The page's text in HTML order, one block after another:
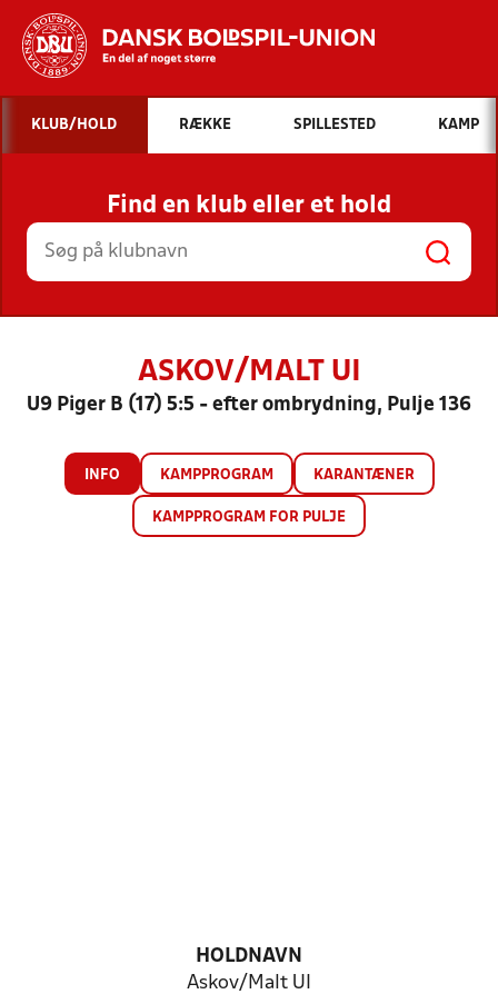
Hvad vil du søge efter?
INDHOLD OG NYHEDER
STILLINGER, RESULTATER, KLUBBER OG
HOLD
KLUB/HOLD RÆKKE SPILLESTED KAMP
Find en klub eller et hold
ASKOV/MALT UI
U9 Piger B (17) 5:5 - efter ombrydning, Pulje 136
INFO KAMPPROGRAM KARANTÆNER
KAMPPROGRAM FOR PULJE
HOLDNAVN
Askov/Malt UI